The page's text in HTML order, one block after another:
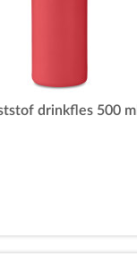
drinkfles 500 ml